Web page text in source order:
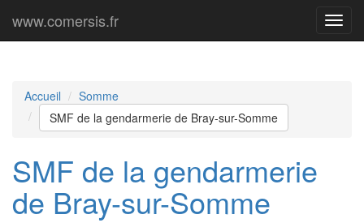
Menu
www.comersis.fr
Accueil
Somme
SMF de la gendarmerie de Bray-sur-Somme
SMF de la gendarmerie
de Bray-sur-Somme